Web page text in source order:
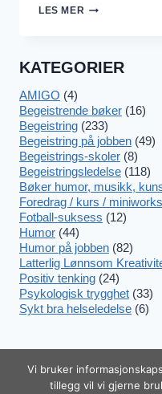
LES MER HER
ØDELEGGERNE
KATEGORIER
AMIGO (4)
Begeistrende bøker (16)
Begeistring (233)
Begeistring på jobben (49)
Begeistrings-skoler (8)
Begeistringsledelse (118)
Bøker humor, musikk,
Foredrag / kurs /
Fotball-suksess (12)
Humor (44)
Humor på jobben (82)
Latterlig Lønnsom
Positiv tenking (24)
Psykologisk trygghet (33)
Sykt bra helseledelse (6)
Vi bruker
tillegg vil vi gjerne